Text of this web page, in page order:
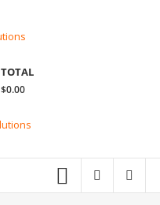
TOTAL
$0.00